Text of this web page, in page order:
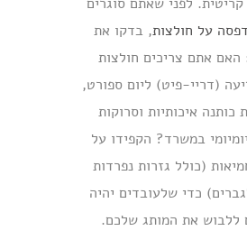
על חולצות, בדקו את
האם אתם צריכים חולצות
(דריי-פיט) ליום ספורט,
כותנה איכותיות וסרוקות
במשרד? הקפידו על
(כולל גזרות נפרדות
כדי שלעובדים יהיה
ללבוש את המותג שלכם.